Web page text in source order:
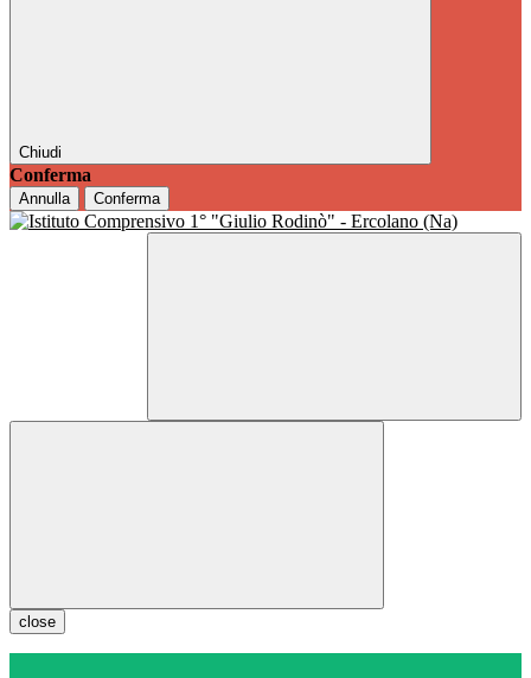
Chiudi
Conferma
Annulla Conferma
close